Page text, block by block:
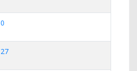
0
27